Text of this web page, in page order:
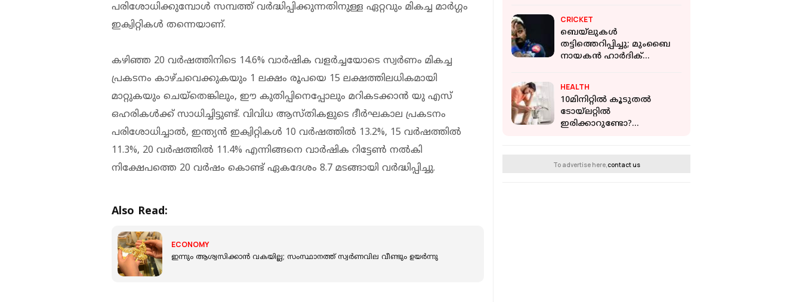
പരിശോധിക്കുമ്പോൾ സമ്പത്ത് വർദ്ധിപ്പിക്കുന്നതിനുള്ള ഏറ്റവും മികച്ച മാർഗ്ഗം
ഇക്വിറ്റികൾ തന്നെയാണ്.
കഴിഞ്ഞ 20 വർഷത്തിനിടെ 14.6% വാർഷിക വളർച്ചയോടെ സ്വർണം മികച്ച
പ്രകടനം കാഴ്ചവെക്കുകയും 1 ലക്ഷം രൂപയെ 15 ലക്ഷത്തിലധികമായി
മാറ്റുകയും ചെയ്തെങ്കിലും, ഈ കുതിപ്പിനെപ്പോലും മറികടക്കാൻ യു എസ്
ഒഹരികള്‍ക്ക് സാധിച്ചിട്ടുണ്ട്. വിവിധ ആസ്തികളുടെ ദീർഘകാല പ്രകടനം
പരിശോധിച്ചാൽ, ഇന്ത്യൻ ഇക്വിറ്റികൾ 10 വർഷത്തിൽ 13.2%, 15 വർഷത്തിൽ
11.3%, 20 വർഷത്തിൽ 11.4% എന്നിങ്ങനെ വാർഷിക റിട്ടേൺ നൽകി
നിക്ഷേപത്തെ 20 വർഷം കൊണ്ട് ഏകദേശം 8.7 മടങ്ങായി വർദ്ധിപ്പിച്ചു.
Also Read:
ECONOMY
ഇന്നും ആശ്വസിക്കാൻ വകയില്ല; സംസ്ഥാനത്ത് സ്വർണവില വീണ്ടും ഉയർന്നു
മൈക്കൽ വോൺ
CRICKET
ബെയ്ലുകൾ
തട്ടിത്തെറിപ്പിച്ചു; മുംബൈ
നായകൻ ഹാർദിക്
HEALTH
10മിനിറ്റിൽ കൂടുതൽ
ടോയ്‌ലറ്റിൽ
ഇരിക്കാറുണ്ടോ?
അറിഞ്ഞിരിക്കണം
To advertise here, contact us